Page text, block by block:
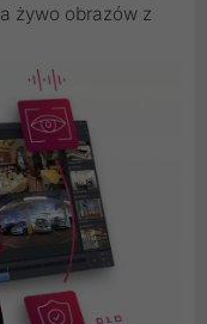
żywo obrazów z